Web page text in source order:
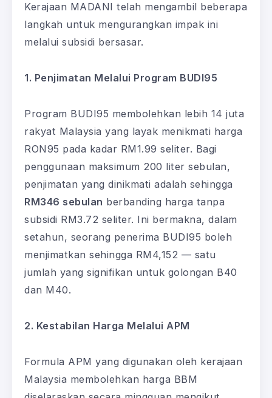
Kerajaan MADANI telah mengambil beberapa
langkah untuk mengurangkan impak ini
melalui subsidi bersasar.
1. Penjimatan Melalui Program BUDI95
Program BUDI95 membolehkan lebih 14 juta
rakyat Malaysia yang layak menikmati harga
RON95 pada kadar RM1.99 seliter. Bagi
penggunaan maksimum 200 liter sebulan,
penjimatan yang dinikmati adalah sehingga
RM346 sebulan berbanding harga tanpa
subsidi RM3.72 seliter. Ini bermakna, dalam
setahun, seorang penerima BUDI95 boleh
menjimatkan sehingga RM4,152 — satu
jumlah yang signifikan untuk golongan B40
dan M40.
2. Kestabilan Harga Melalui APM
Formula APM yang digunakan oleh kerajaan
Malaysia membolehkan harga BBM